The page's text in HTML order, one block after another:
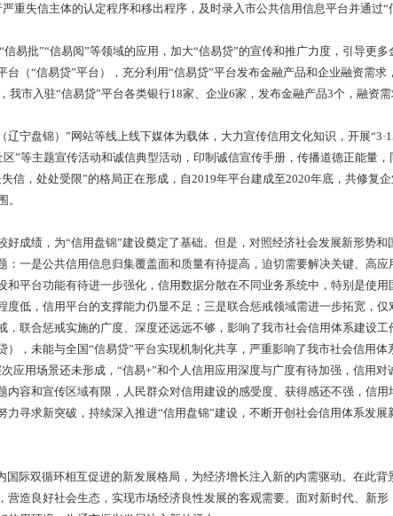
定期研究，形成齐抓共管的工作局面。信息归集、联合惩戒
个网站、一个平台、一个信用库、N类应用）大体系，建成
与国家、省信用信息共享交换平台完成互联互通，横向与市一
的信用数据归集体系。完成“双公示”数据报送公示系统建设
信用数据800余万条。
承诺、信用信息核查和联合奖惩等措施，不断创新监管方式
信用信息的记录、归集、推送工作机制，形成承诺信息的闭环
保、交通、电力等各重点监管领域推动信用分级分类差异化
式，有效保障信用主体合法权益。
失信联合惩戒的部署安排，逐步建立了司法、海关、税务等
自动化，最大限度地发挥守信联合激励和失信联合惩戒作用
。依法依规履行严重失信主体的认定程序和移出程序，及时
，持续推进“信易批”“信易阅”等领域的应用，加大“信易贷
综合信用服务平台（“信易贷”平台），充分利用“信易贷”平
截至2020年底，我市入驻“信易贷”平台各类银行18家、企业
、“信用中国（辽宁盘锦）”网站等线上线下媒体为载体，大
关爱日”“信用进社区”等主题宣传活动和诚信典型活动，印制诚